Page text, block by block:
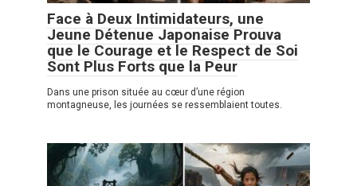
Face à Deux Intimidateurs, une
Jeune Détenue Japonaise Prouva
que le Courage et le Respect de Soi
Sont Plus Forts que la Peur
Dans une prison située au cœur d’une région
montagneuse, les journées se ressemblaient toutes.